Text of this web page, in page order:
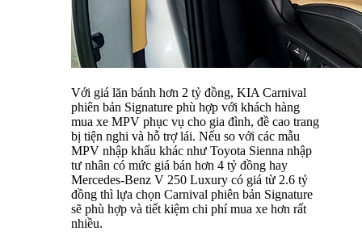
Với giá lăn bánh hơn 2 tỷ đồng, KIA Carnival
phiên bản Signature phù hợp với khách hàng
mua xe MPV phục vụ cho gia đình, đề cao trang
bị tiện nghi và hỗ trợ lái. Nếu so với các mẫu
MPV nhập khẩu khác như Toyota Sienna nhập
tư nhân có mức giá bán hơn 4 tỷ đồng hay
Mercedes-Benz V 250 Luxury có giá từ 2.6 tỷ
đồng thì lựa chọn Carnival phiên bản Signature
sẽ phù hợp và tiết kiệm chi phí mua xe hơn rất
nhiều.